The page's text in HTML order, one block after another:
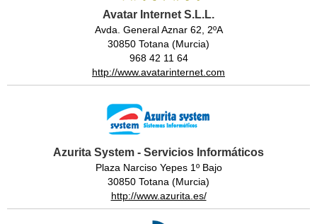
Avatar Internet S.L.L.
Avda. General Aznar 62, 2ºA
30850 Totana (Murcia)
968 42 11 64
http://www.avatarinternet.com
Azurita System - Servicios Informáticos
Plaza Narciso Yepes 1º Bajo
30850 Totana (Murcia)
http://www.azurita.es/